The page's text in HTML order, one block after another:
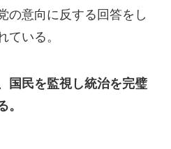
の意向に反する回答をし
ている。
国民を監視し統治を完璧
。